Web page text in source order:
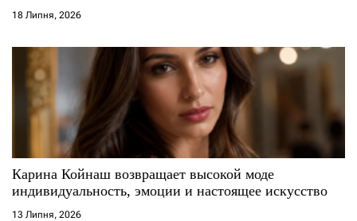
18 Липня, 2026
Карина Койнаш возвращает высокой моде
индивидуальность, эмоции и настоящее искусство
13 Липня, 2026